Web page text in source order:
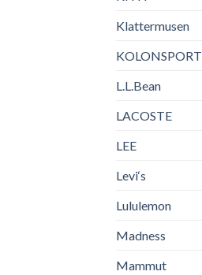
Klattermusen
KOLONSPORT
L.L.Bean
LACOSTE
LEE
Levi‘s
Lululemon
Madness
Mammut